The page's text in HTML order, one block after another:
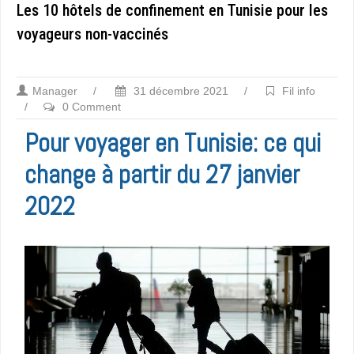
Les 10 hôtels de confinement en Tunisie pour les
voyageurs non-vaccinés
Manager / 31 décembre 2021 /
Fil info
/
0 Comment
Pour voyager en Tunisie: ce qui
change à partir du 27 janvier
2022